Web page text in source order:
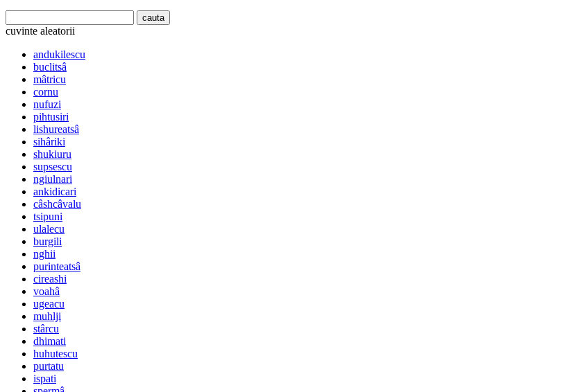
cuvinte aleatorii
andukilescu
buclitsâ
mâtricu
cornu
nufuzi
pihtusiri
lishureatsâ
sihâriki
shukiuru
supsescu
ngiulnari
ankidicari
câshcâvalu
tsipuni
ulalecu
burgili
nghii
purinteatsâ
cireashi
voahâ
ugeacu
muhlji
stârcu
dhimati
huhutescu
purtatu
ispati